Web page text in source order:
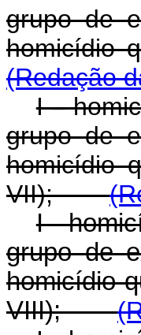
grupo de
homicídio
(Redação
I –
grupo de
homicídio
VII);
I -
grupo de
homicídio
VIII);